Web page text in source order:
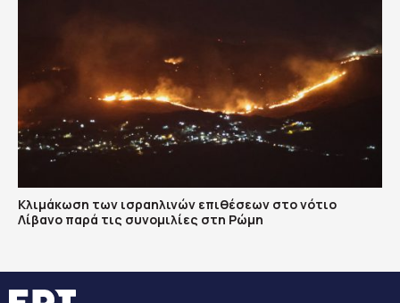
Κλιμάκωση των ισραηλινών επιθέσεων στο νότιο
Λίβανο παρά τις συνομιλίες στη Ρώμη